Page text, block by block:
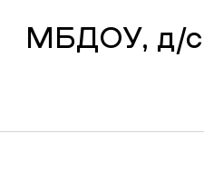
МБДОУ, д/